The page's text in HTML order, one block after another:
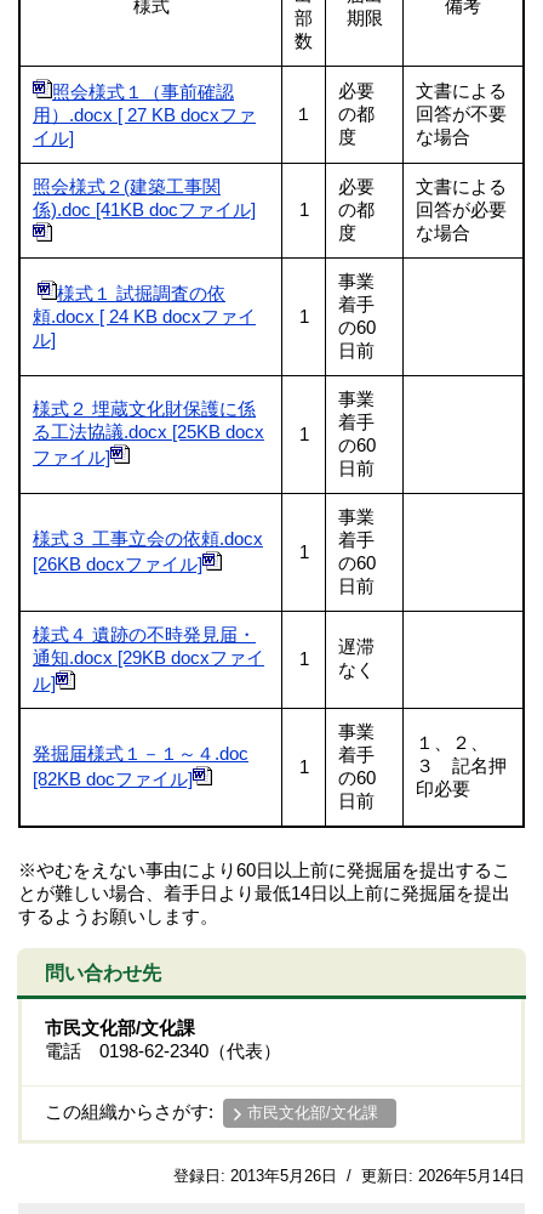
様式
部
数
期限
備考
照会様式１（事前確認
用）.docx [ 27 KB docxファ
イル]
１
必要
の都
度
文書による
回答が不要
な場合
照会様式２(建築工事関
係).doc [41KB docファイル]
1
必要
の都
度
文書による
回答が必要
な場合
様式１ 試掘調査の依
頼.docx [ 24 KB docxファイ
ル]
1
事業
着手
の60
日前
様式２ 埋蔵文化財保護に係
る工法協議.docx [25KB docx
ファイル]
1
事業
着手
の60
日前
様式３ 工事立会の依頼.docx
[26KB docxファイル]
1
事業
着手
の60
日前
様式４ 遺跡の不時発見届・
通知.docx [29KB docxファイ
ル]
1
遅滞
なく
発掘届様式１－１～４.doc
[82KB docファイル]
1
事業
着手
の60
日前
１、２、
３ 記名押
印必要
※やむをえない事由により60日以上前に発掘届を提出するこ
とが難しい場合、着手日より最低14日以上前に発掘届を提出
するようお願いします。
問い合わせ先
市民文化部/文化課
電話 0198-62-2340（代表）
この組織からさがす: 市民文化部/文化課
登録日: 2013年5月26日 / 更新日: 2026年5月14日